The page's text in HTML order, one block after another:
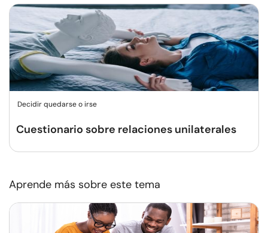
Decidir quedarse o irse
Cuestionario sobre relaciones unilaterales
Aprende más sobre este tema